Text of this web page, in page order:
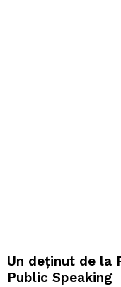
Un deținut de la
Public Speaking